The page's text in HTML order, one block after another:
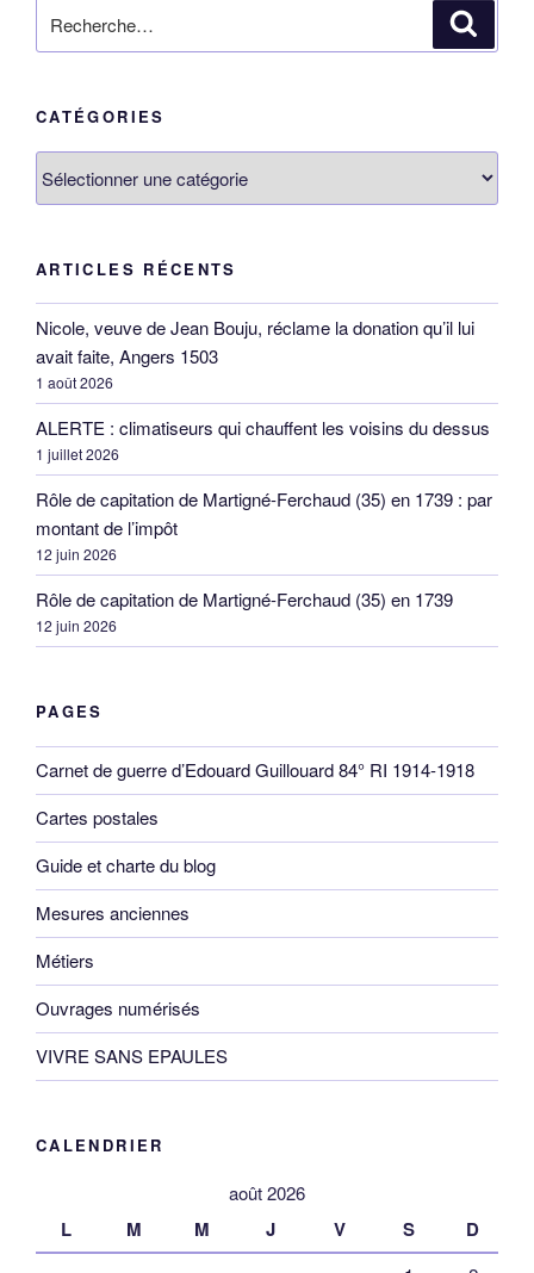
pour
CATÉGORIES
ARTICLES RÉCENTS
Nicole, veuve de Jean Bouju, réclame la donation qu’il lui
avait faite, Angers 1503
1 août 2026
ALERTE : climatiseurs qui chauffent les voisins du dessus
1 juillet 2026
Rôle de capitation de Martigné-Ferchaud (35) en 1739 : par
montant de l’impôt
12 juin 2026
Rôle de capitation de Martigné-Ferchaud (35) en 1739
12 juin 2026
PAGES
Carnet de guerre d’Edouard Guillouard 84° RI 1914-1918
Cartes postales
Guide et charte du blog
Mesures anciennes
Métiers
Ouvrages numérisés
VIVRE SANS EPAULES
CALENDRIER
août 2026
L M M J V S D